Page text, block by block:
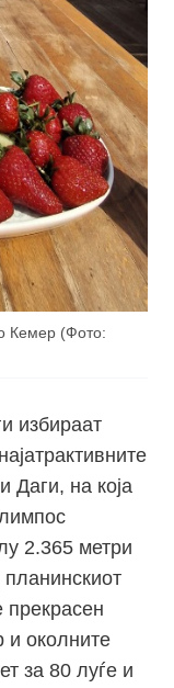
Кемер (Фото:
избираат
Даги, на која
2.365 метри
и околните
за 80 луѓе и